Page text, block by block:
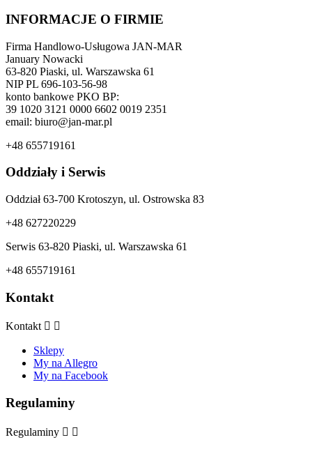
INFORMACJE O FIRMIE
Firma Handlowo-Usługowa JAN-MAR
January Nowacki
63-820 Piaski, ul. Warszawska 61
NIP PL 696-103-56-98
konto bankowe PKO BP:
39 1020 3121 0000 6602 0019 2351
email: biuro@jan-mar.pl
+48 655719161
Oddziały i Serwis
Oddział 63-700 Krotoszyn, ul. Ostrowska 83
+48 627220229
Serwis 63-820 Piaski, ul. Warszawska 61
+48 655719161
Kontakt
Kontakt  
Sklepy
My na Allegro
My na Facebook
Regulaminy
Regulaminy  